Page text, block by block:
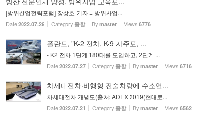
[방위산업전략포럼] 장상호 기자 = 방위사업...
Date2022.07.29 Category 종합 By master Views 6776
폴란드, "K-2 전차, K-9 자주포, ...
- K2 전차 1단계 180대를 도입하고, 2단계 ...
Date2022.07.27 Category 종합 By master Views 6716
차세대전차·비행형 전술차량에 수소연...
차세대전차 개념도(출처: ADEX 2019(현대로...
Date2022.07.21 Category 종합 By master Views 6562